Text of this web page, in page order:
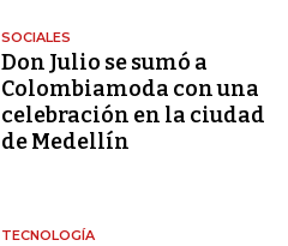
SOCIALES
Don Julio se sumó a
Colombiamoda con una
celebración en la ciudad
de Medellín
TECNOLOGÍA